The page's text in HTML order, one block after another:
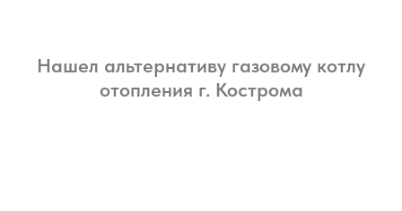
Нашел альтернативу газовому котлу
отопления г. Кострома